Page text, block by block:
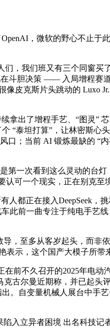
，微软的野心不止于此
，我们班又有三个同窗买
斗胆决策 —— 入局增程赛
皮克斯片头跳动的 Luxo
出了增程手艺、“图灵”
“泰坦打算”，让林密斯心
；当前 AI 锻炼最缺的 “
一次看到这么灵动的台
可一个现实，正在别克至
都正在接入DeepSeek，
此前一曲专注于纯电手艺
至多从客岁起头，而非
示，这个国产大模子所带
不久召开的2025年电动
古尔曼近期称，并已起头
。自变量机械人展台中手
立异者困境 出名科技记